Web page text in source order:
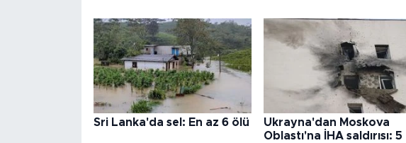
Sri Lanka'da sel: En az 6 ölü
Ukrayna'dan Moskova
Oblastı'na İHA saldırısı: 5